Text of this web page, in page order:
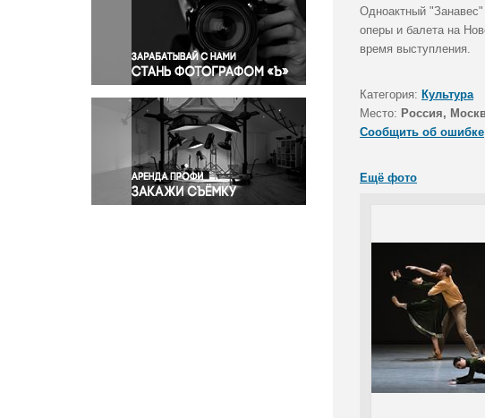
Политика
Правосудие
Происшествия и конфликты
Религия
Светская жизнь
Спорт
Экология
Экономика и бизнес
Одноактный "Занавес"
оперы и балета на
время выступления.
Категория: Культура
Место: Россия,
Сообщить об ошибке
Ещё фото